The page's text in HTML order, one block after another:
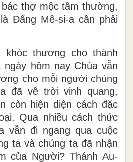
thợ mộc tầm thường,
Đấng Mê-si-a cần phải
khóc thương cho thành
ngày hôm nay Chúa vẫn
cho mỗi người chúng
đã về trời vinh quang,
còn hiện diện cách đặc
Qua nhiều cách thức
vẫn đi ngang qua cuộc
ta và chúng ta đã nhận
của Người? Thánh Au-